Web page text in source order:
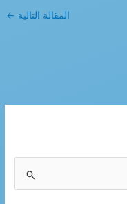
المقالة التالية ←